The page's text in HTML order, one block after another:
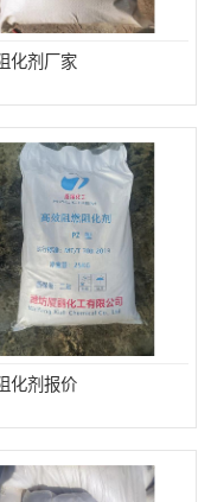
化剂厂家
化剂报价